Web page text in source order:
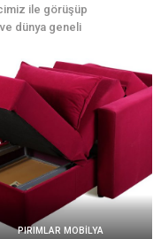
ile görüşüp
dünya geneli
PIRIMLAR MOBİLYA